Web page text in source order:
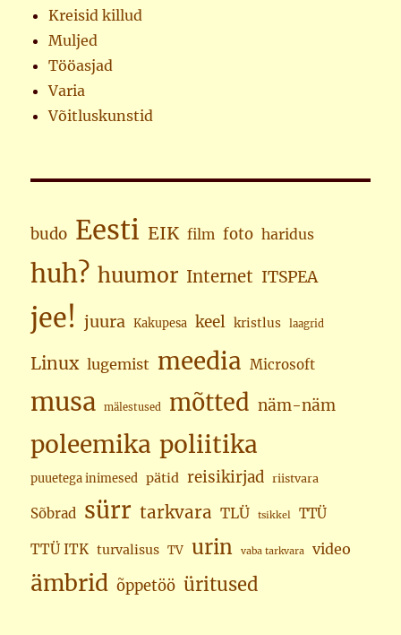
Kreisid killud
Muljed
Tööasjad
Varia
Võitluskunstid
budo Eesti EIK film foto haridus
huh? huumor Internet ITSPEA
jee! juura Kakupesa keel kristlus laagrid
Linux lugemist meedia Microsoft
musa mälestused mõtted näm-näm
poleemika poliitika
puuetega inimesed pätid reisikirjad riistvara
Sõbrad sürr tarkvara TLÜ tsikkel TTÜ
TTÜ ITK turvalisus TV urin vaba tarkvara video
ämbrid õppetöö üritused